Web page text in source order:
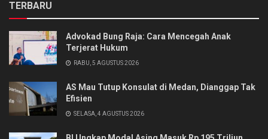
TERBARU
Advokad Bung Raja: Cara Mencegah Anak
Terjerat Hukum
RABU, 5 AGUSTUS 2026
AS Mau Tutup Konsulat di Medan, Dianggap Tak
Efisien
SELASA, 4 AGUSTUS 2026